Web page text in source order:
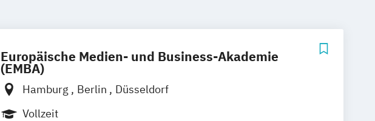
Europäische Medien- und Business-Akademie
(EMBA)
Hamburg Berlin
Düsseldorf
Vollzeit